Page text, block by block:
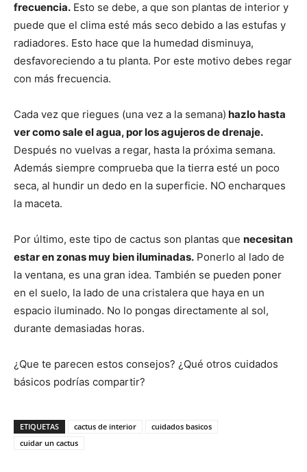
frecuencia. Esto se debe, a que son plantas de interior y
puede que el clima esté más seco debido a las estufas y
radiadores. Esto hace que la humedad disminuya,
desfavoreciendo a tu planta. Por este motivo debes regar
con más frecuencia.
Cada vez que riegues (una vez a la semana) hazlo hasta
ver como sale el agua, por los agujeros de drenaje.
Después no vuelvas a regar, hasta la próxima semana.
Además siempre comprueba que la tierra esté un poco
seca, al hundir un dedo en la superficie. NO encharques
la maceta.
Por último, este tipo de cactus son plantas que necesitan
estar en zonas muy bien iluminadas. Ponerlo al lado de
la ventana, es una gran idea. También se pueden poner
en el suelo, la lado de una cristalera que haya en un
espacio iluminado. No lo pongas directamente al sol,
durante demasiadas horas.
¿Que te parecen estos consejos? ¿Qué otros cuidados
básicos podrías compartir?
ETIQUETAS cactus de interior
cuidados basicos
cuidar un cactus